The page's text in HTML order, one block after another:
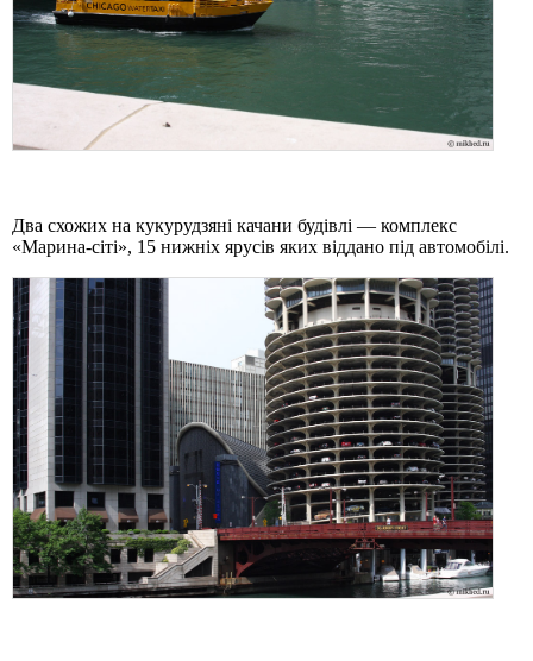
Два схожих на кукурудзяні качани будівлі — комплекс
«Марина-сіті», 15 нижніх ярусів яких віддано під автомобілі.